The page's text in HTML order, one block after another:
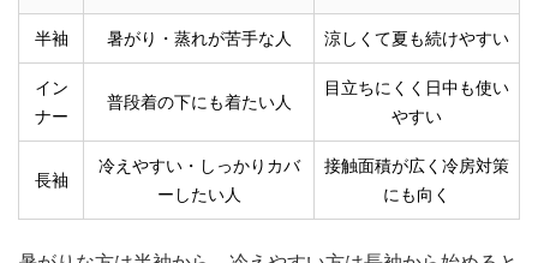
半袖 暑がり・蒸れが苦手な人 涼しくて夏も続けやすい
イン
ナー
普段着の下にも着たい人
目立ちにくく日中も使い
やすい
長袖
冷えやすい・しっかりカバ
ーしたい人
接触面積が広く冷房対策
にも向く